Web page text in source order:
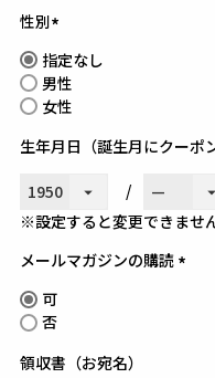
性別
(必
須)
指定なし
男性
女性
生年月日（誕生月にクーポ
※設定すると変更できませ
メールマガジンの購読
可
否
領収書（お宛名）